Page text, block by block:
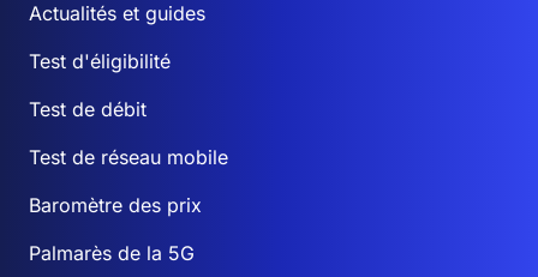
Actualités et guides
Test d'éligibilité
Test de débit
Test de réseau mobile
Baromètre des prix
Palmarès de la 5G